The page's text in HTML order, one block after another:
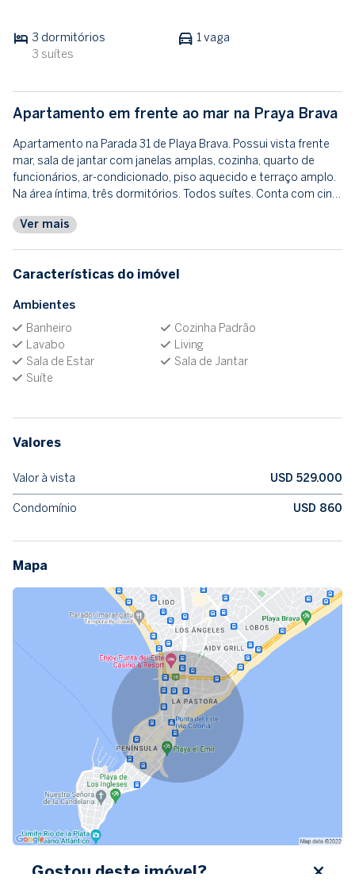
3 dormitórios
3 suítes
1 vaga
Apartamento em frente ao mar na Praya Brava
Apartamento na Parada 31 de Playa Brava. Possui vista frente
mar, sala de jantar com janelas amplas, cozinha, quarto de
funcionários, ar-condicionado, piso aquecido e terraço amplo.
Na área íntima, três dormitórios. Todos suítes. Conta com cin…
Ver mais
Características do imóvel
Ambientes
Banheiro
Cozinha Padrão
Lavabo
Living
Sala de Estar
Sala de Jantar
Suíte
Valores
Valor à vista USD 529.000
Condomínio USD 860
Mapa
Gostou deste imóvel?